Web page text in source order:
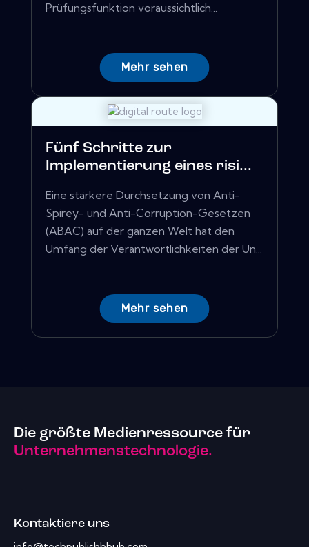
Prüfungsfunktion voraussichtlich...
Mehr sehen
Fünf Schritte zur
Implementierung eines risi...
Eine stärkere Durchsetzung von Anti-
Spirey- und Anti-Corruption-Gesetzen
(ABAC) auf der ganzen Welt hat den
Umfang der Verantwortlichkeiten der Un...
Mehr sehen
Die größte Medienressource für
Unternehmenstechnologie.
Kontaktiere uns